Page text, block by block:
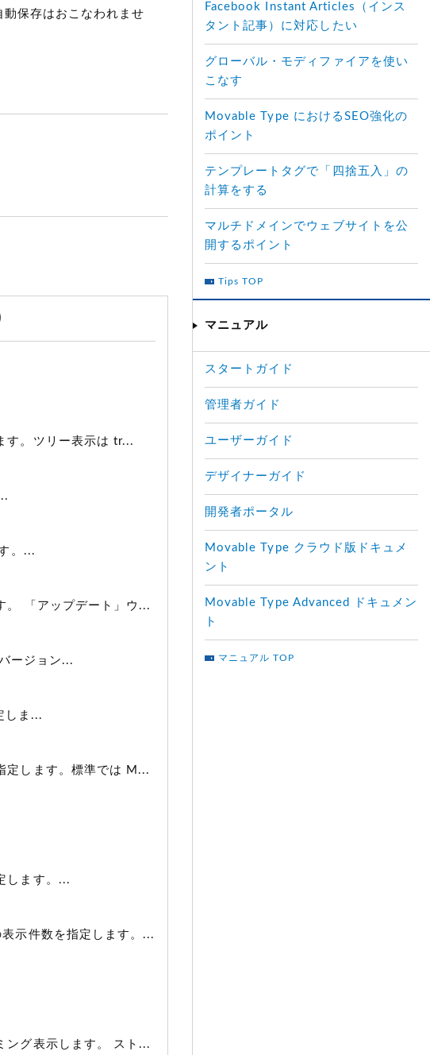
保存はおこなわれませ
す。ツリー表示は tr...
。...
。 「アップデート」ウ...
ージョン...
しま...
定します。標準では M...
します。...
示件数を指定します。...
ング表示します。 スト...
Facebook Instant Articles（インス
タント記事）に対応したい
グローバル・モディファイアを使い
こなす
Movable Type におけるSEO強化の
ポイント
テンプレートタグで「四捨五入」の
計算をする
マルチドメインでウェブサイトを公
開するポイント
Tips TOP
マニュアル
スタートガイド
管理者ガイド
ユーザーガイド
デザイナーガイド
開発者ポータル
Movable Type クラウド版ドキュメ
ント
Movable Type Advanced ドキュメン
ト
マニュアル TOP